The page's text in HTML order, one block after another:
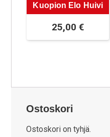
Kuopion Elo Huivi
25,00€
Ostoskori
Ostoskori on tyhjä.